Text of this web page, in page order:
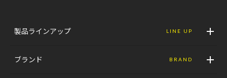
製品ラインアップ LINE UP
ブランド BRAND